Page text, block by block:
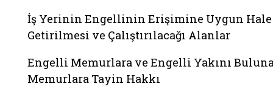
İş Yerinin Engellinin Erişimine Uygun Hale
Getirilmesi ve Çalıştırılacağı Alanlar
Engelli Memurlara ve Engelli Yakını
Memurlara Tayin Hakkı